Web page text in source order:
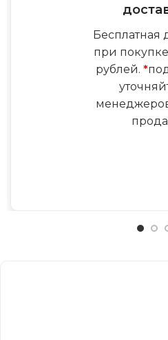
Бесплатная
при
рублей. *